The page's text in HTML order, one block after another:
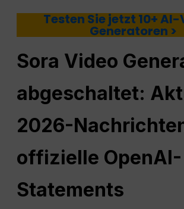
Testen Sie jetzt 10+
Generatoren >
Sora Video
abgeschaltet:
2026-
offizielle OpenAI-
Statements